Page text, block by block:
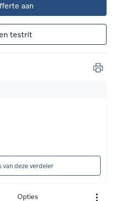
aan
testrit
van deze verdeler
Opties